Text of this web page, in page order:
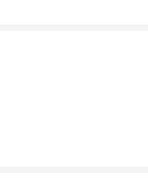
의 중요성은 계속 높아지고
라, 머신 러닝을 빅데이터에
다. 빅데이터 기술의 근간이
한 빅데이터 관련 도구도 설명
있게 도와준다.